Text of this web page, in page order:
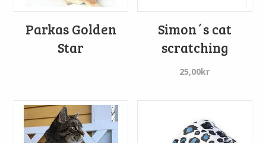
Parkas Golden
Star
Simon´s cat
scratching
25,00kr